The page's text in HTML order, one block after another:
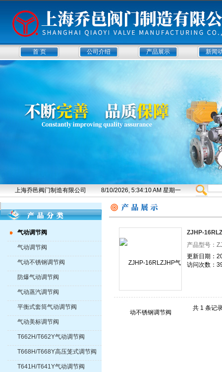
首 页 公司介绍 产品展示 新闻
上海乔邑阀门制造有限公司 8/10/2026, 5:34:10 AM 星期一
气动调节阀
气动调节阀
气动不锈钢调节阀
防爆气动调节阀
气动蒸汽调节阀
平衡式套筒气动调节阀
气动美标调节阀
T662H/T662Y气动调节阀
T668H/T668Y高压笼式调节阀
T641H/T641Y气动调节阀
ZJHP-
产品型号：
更新日期：
访问次数：
共 1 条记